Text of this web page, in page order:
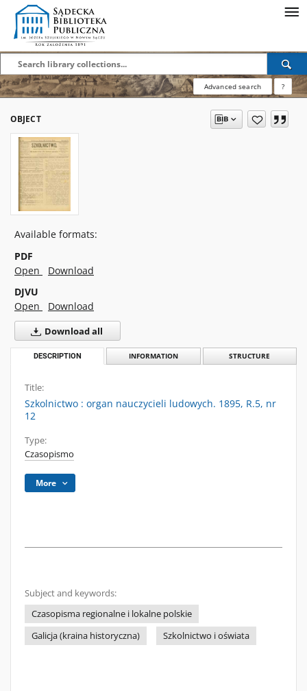
Advanced search ?
OBJECT
Available formats:
PDF
Open
Download
DJVU
Open
Download
Download all
DESCRIPTION INFORMATION STRUCTURE
Title:
Szkolnictwo : organ nauczycieli ludowych. 1895, R.5, nr
12
Type:
Czasopismo
More
Subject and keywords:
Czasopisma regionalne i lokalne polskie
Galicja (kraina historyczna)
Szkolnictwo i oświata